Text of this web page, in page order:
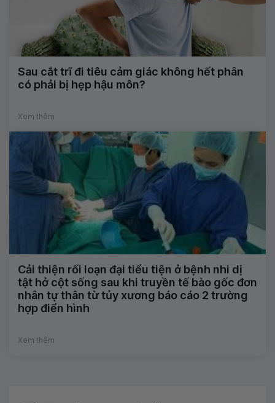
Sau cắt trĩ đi tiêu cảm giác không hết phân
có phải bị hẹp hậu môn?
Xem thêm
Cải thiện rối loạn đại tiểu tiện ở bệnh nhi dị
tật hở cột sống sau khi truyền tế bào gốc đơn
nhân tự thân từ tủy xương báo cáo 2 trường
hợp điển hình
Xem thêm